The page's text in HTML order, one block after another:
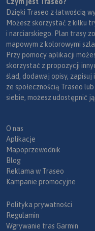
Czym jest Traseo?
Dzięki Traseo z łatwością
Możesz skorzystać z kilku
i narciarskiego. Plan trasy
mapowym z kolorowymi
Przy pomocy aplikacji
skorzystać z propozycji
ślad, dodawaj opisy,
ze społecznością Traseo
siebie, możesz udostępnić
O nas
Aplikacje
Mapoprzewodnik
Blog
Reklama w Traseo
Kampanie promocyjne
Polityka prywatności
Regulamin
Wgrywanie tras Garmin